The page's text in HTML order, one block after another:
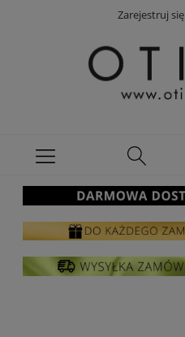
Zarejestruj się